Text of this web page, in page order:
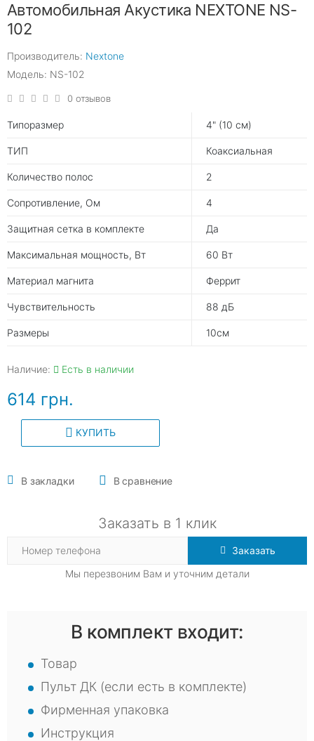
Автомобильная Акустика NEXTONE NS-
102
Производитель: Nextone
Модель: NS-102
0 отзывов
Типоразмер 4" (10 см)
ТИП Коаксиальная
Количество полос 2
Сопротивление, Ом 4
Защитная сетка в комплекте Да
Максимальная мощность, Вт 60 Вт
Материал магнита Феррит
Чувствительность 88 дБ
Размеры 10см
Наличие: Есть в наличии
614 грн.
КУПИТЬ
В закладки В сравнение
Заказать в 1 клик
Заказать
Мы перезвоним Вам и уточним детали
В комплект входит:
Товар
Пульт ДК (если есть в комплекте)
Фирменная упаковка
Инструкция